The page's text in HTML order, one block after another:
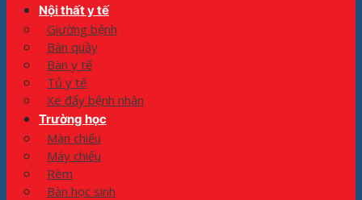
Nội thất y tế
Giường bệnh
Bàn quầy
Bàn y tế
Tủ y tế
Xe đẩy bệnh nhân
Trường học
Màn chiếu
Máy chiếu
Rèm
Bàn học sinh